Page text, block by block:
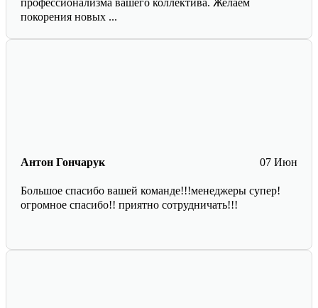
покорения новых ...
07 Июн
Антон Гончарук
Большое спасибо вашей команде!!!менеджеры супер!
огромное спасибо!! приятно сотрудничать!!!